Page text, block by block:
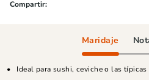
Maridaje
Ideal para sushi, ceviche o las típicas